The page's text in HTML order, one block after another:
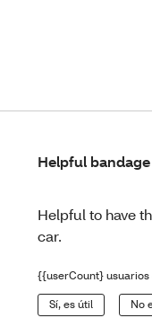
Helpful
Helpful to have
car.
{{userCount}
Sí, es útil No